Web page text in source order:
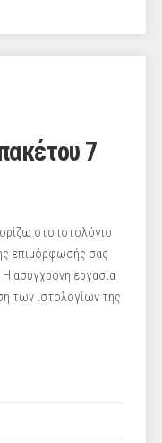
7
στο ιστολόγιο
επιμόρφωσής σας
ασύγχρονη εργασία
των ιστολογίων της